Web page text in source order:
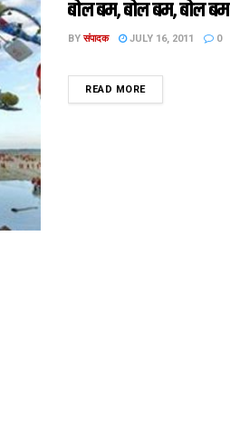
बोल बम, बोल बम, बोल बम
BY संपादक JULY 16, 2011 0
READ MOREDETAILS